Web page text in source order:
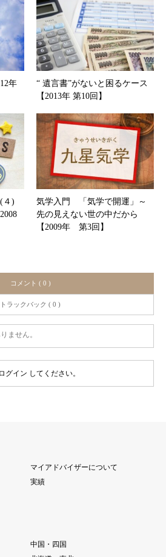
年
“ 遺言書”がないと困るケース
【2013年 第10回】
４)
気学入門 「気学で開運」～
先の見えない世の中だから
【2009年 第3回】
コメント ( 0 )
トラックバック ( 0 )
ません。
ログイン してください。
マイアドバイザーについて
実績
中国・四国